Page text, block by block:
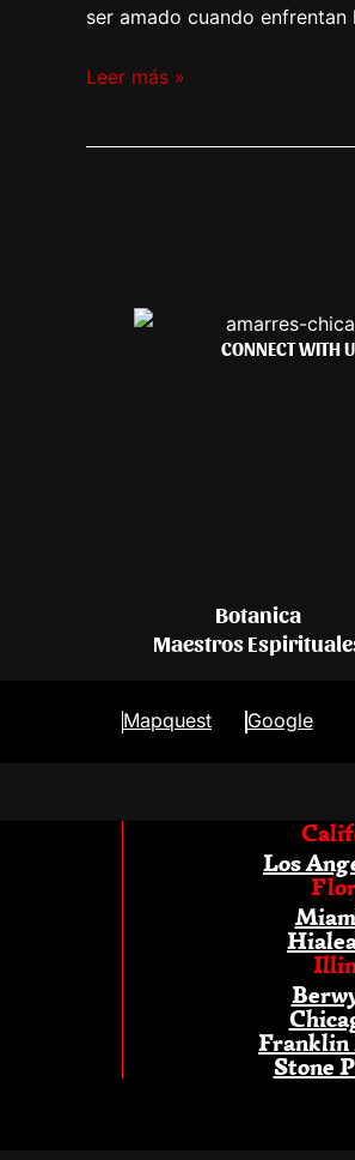
ser amado cuando enfrentan
Leer más »
CONNECT WITH
Botanica
Maestros
Mapquest Google
Los
Stone